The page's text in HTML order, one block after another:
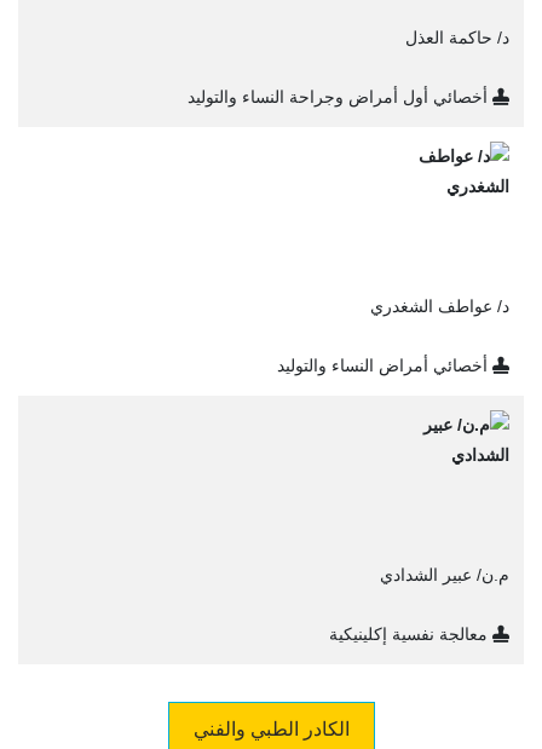
د/ حاكمة العذل
أخصائي أول أمراض وجراحة النساء والتوليد
د/ عواطف الشغدري
أخصائي أمراض النساء والتوليد
م.ن/ عبير الشدادي
معالجة نفسية إكلينيكية
الكادر الطبي والفني